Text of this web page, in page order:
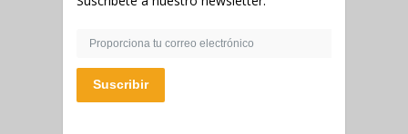
Suscribir